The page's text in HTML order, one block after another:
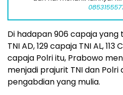
Di hadapan 906 capaja yang
TNI AD, 129 capaja TNI AL,
capaja Polri itu, Prabowo
menjadi prajurit TNI dan
pengabdian yang mulia.